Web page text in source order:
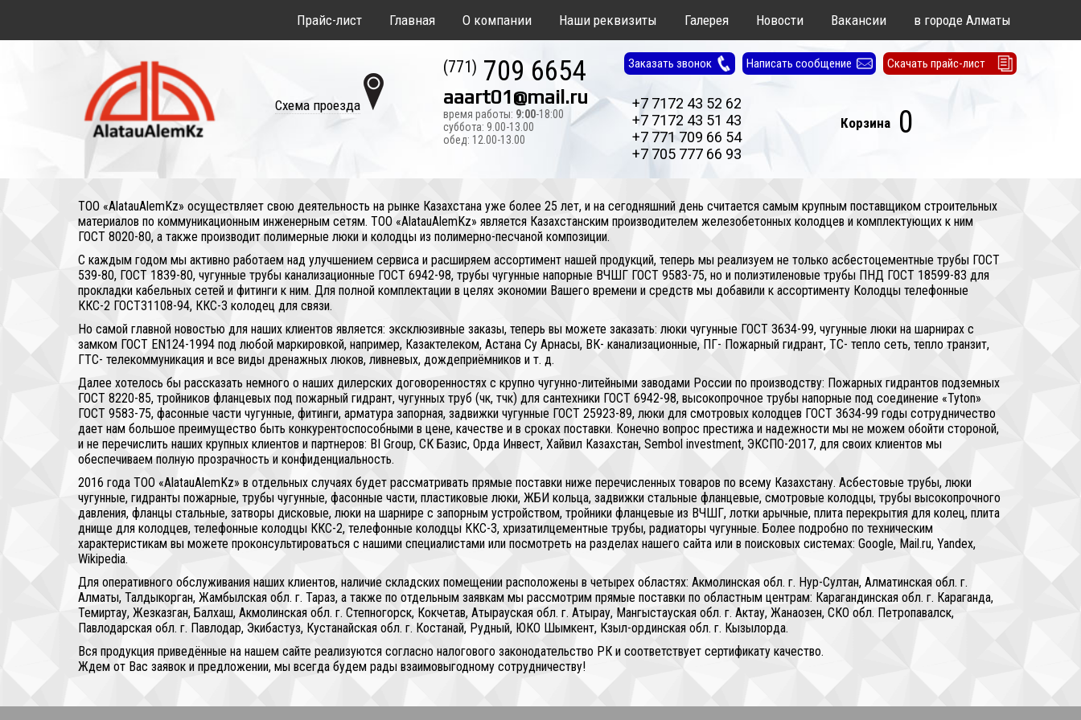
Прайс-лист Главная О компании Наши реквизиты Галерея Новости Вакансии в городе Алматы
Схема проезда
(771) 709 6654
aaart01@mail.ru
время работы: 9:00-18:00
суббота: 9.00-13.00
обед: 12.00-13.00
Заказать звонок Написать сообщение Скачать прайс-лист
+7 7172 43 52 62
+7 7172 43 51 43
+7 771 709 66 54
+7 705 777 66 93
Корзина 0
ТОО «AlatauAlemKz» осуществляет свою деятельность на рынке Казахстана уже более 25 лет, и на сегодняшний день считается самым крупным поставщиком строительных
материалов по коммуникационным инженерным сетям. ТОО «AlatauAlemKz» является Казахстанским производителем железобетонных колодцев и комплектующих к ним
ГОСТ 8020-80, а также производит полимерные люки и колодцы из полимерно-песчаной композиции.
С каждым годом мы активно работаем над улучшением сервиса и расширяем ассортимент нашей продукций, теперь мы реализуем не только асбестоцементные трубы ГОСТ
539-80, ГОСТ 1839-80, чугунные трубы канализационные ГОСТ 6942-98, трубы чугунные напорные ВЧШГ ГОСТ 9583-75, но и полиэтиленовые трубы ПНД ГОСТ 18599-83 для
прокладки кабельных сетей и фитинги к ним. Для полной комплектации в целях экономии Вашего времени и средств мы добавили к ассортименту Колодцы телефонные
ККС-2 ГОСТ31108-94, ККС-3 колодец для связи.
Но самой главной новостью для наших клиентов является: эксклюзивные заказы, теперь вы можете заказать: люки чугунные ГОСТ 3634-99, чугунные люки на шарнирах с
замком ГОСТ EN124-1994 под любой маркировкой, например, Казактелеком, Астана Су Арнасы, ВК- канализационные, ПГ- Пожарный гидрант, ТС- тепло сеть, тепло транзит,
ГТС- телекоммуникация и все виды дренажных люков, ливневых, дождеприёмников и т. д.
Далее хотелось бы рассказать немного о наших дилерских договоренностях с крупно чугунно-литейными заводами России по производству: Пожарных гидрантов подземных
ГОСТ 8220-85, тройников фланцевых под пожарный гидрант, чугунных труб (чк, тчк) для сантехники ГОСТ 6942-98, высокопрочное трубы напорные под соединение «Tyton»
ГОСТ 9583-75, фасонные части чугунные, фитинги, арматура запорная, задвижки чугунные ГОСТ 25923-89, люки для смотровых колодцев ГОСТ 3634-99 годы сотрудничество
дает нам большое преимущество быть конкурентоспособными в цене, качестве и в сроках поставки. Конечно вопрос престижа и надежности мы не можем обойти стороной,
и не перечислить наших крупных клиентов и партнеров: BI Group, СК Базис, Орда Инвест, Хайвил Казахстан, Sembol investment, ЭКСПО-2017, для своих клиентов мы
обеспечиваем полную прозрачность и конфиденциальность.
2016 года ТОО «AlatauAlemKz» в отдельных случаях будет рассматривать прямые поставки ниже перечисленных товаров по всему Казахстану. Асбестовые трубы, люки
чугунные, гидранты пожарные, трубы чугунные, фасонные части, пластиковые люки, ЖБИ кольца, задвижки стальные фланцевые, смотровые колодцы, трубы высокопрочного
давления, фланцы стальные, затворы дисковые, люки на шарнире с запорным устройством, тройники фланцевые из ВЧШГ, лотки арычные, плита перекрытия для колец, плита
днище для колодцев, телефонные колодцы ККС-2, телефонные колодцы ККС-3, хризатилцементные трубы, радиаторы чугунные. Более подробно по техническим
характеристикам вы можете проконсультироваться с нашими специалистами или посмотреть на разделах нашего сайта или в поисковых системах: Google, Mail.ru, Yandex,
Wikipedia.
Для оперативного обслуживания наших клиентов, наличие складских помещении расположены в четырех областях: Акмолинская обл. г. Нур-Султан, Алматинская обл. г.
Алматы, Талдыкорган, Жамбылская обл. г. Тараз, а также по отдельным заявкам мы рассмотрим прямые поставки по областным центрам: Карагандинская обл. г. Караганда,
Темиртау, Жезказган, Балхаш, Акмолинская обл. г. Степногорск, Кокчетав, Атырауская обл. г. Атырау, Мангыстауская обл. г. Актау, Жанаозен, СКО обл. Петропавалск,
Павлодарская обл. г. Павлодар, Экибастуз, Кустанайская обл. г. Костанай, Рудный, ЮКО Шымкент, Кзыл-ординская обл. г. Кызылорда.
Вся продукция приведённые на нашем сайте реализуются согласно налогового законодательство РК и соответствует сертификату качество.
Ждем от Вас заявок и предложении, мы всегда будем рады взаимовыгодному сотрудничеству!